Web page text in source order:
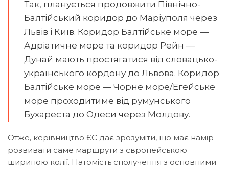
Так, планується продовжити Північно-
Балтійський коридор до Маріуполя через
Львів і Київ. Коридор Балтійське море —
Адріатичне море та коридор Рейн —
Дунай мають простягатися від словацько-
українського кордону до Львова. Коридор
Балтійське море — Чорне море/Егейське
море проходитиме від румунського
Бухареста до Одеси через Молдову.
Отже, керівництво ЄС дає зрозуміти, що має намір
розвивати саме маршрути з європейською
шириною колії. Натомість сполучення з основними